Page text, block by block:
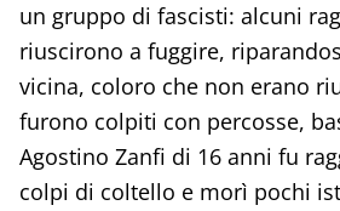
un gruppo di fascisti: alcuni
riuscirono a fuggire,
vicina, coloro che non erano
furono colpiti con percosse,
Agostino Zanfi di 16 anni fu
colpi di coltello e morì pochi